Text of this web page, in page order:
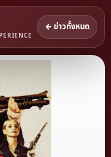
← ข่าวทั้งหมด